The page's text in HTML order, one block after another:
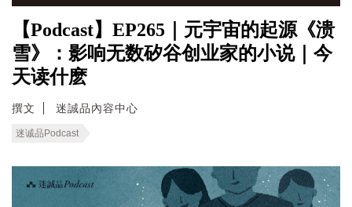
【Podcast】EP265｜元宇宙的起源《溃
雪》：影响无数矽谷创业家的小说｜今
天读什麽
撰文 迷誠品內容中心
迷诚品Podcast